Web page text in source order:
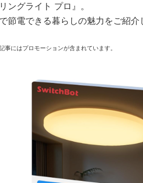
ングライト プロ』。
節電できる暮らしの魅力をご紹介
事にはプロモーションが含まれています。